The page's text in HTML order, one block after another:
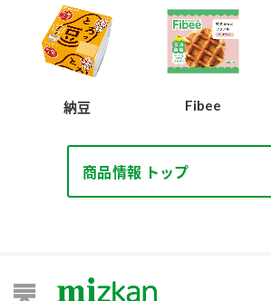
納豆 Fibee
商品情報 トップ